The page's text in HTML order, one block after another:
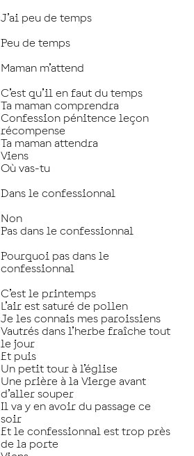
J’ai peu de temps
Peu de temps
Maman m’attend
C’est qu’il en faut du temps
Ta maman comprendra
Confession pénitence leçon
récompense
Ta maman attendra
Viens
Où vas-tu
Dans le confessionnal
Non
Pas dans le confessionnal
Pourquoi pas dans le
confessionnal
C’est le printemps
L’air est saturé de pollen
Je les connais mes paroissiens
Vautrés dans l’herbe fraîche tout
le jour
Et puis
Un petit tour à l’église
Une prière à la Vierge avant
d’aller souper
Il va y en avoir du passage ce
soir
Et le confessionnal est trop près
de la porte